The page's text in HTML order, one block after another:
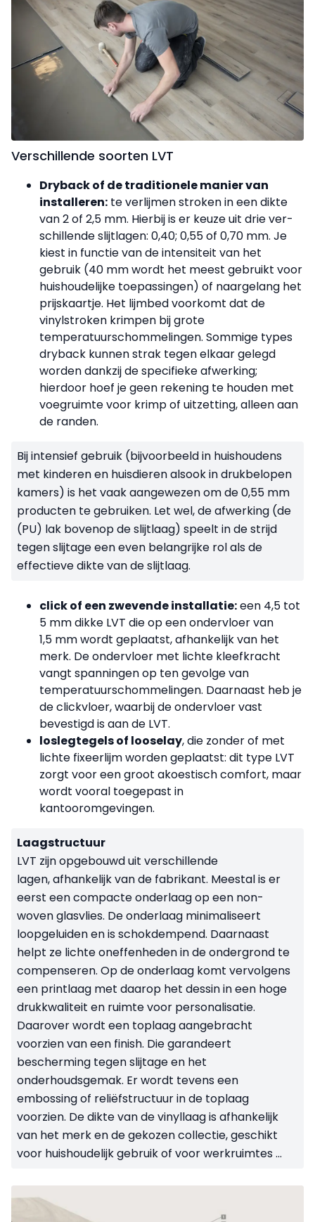
Verschillende soorten LVT
Dryback of de traditionele manier van
installeren: te verlijmen stroken in een dikte
van 2 of 2,5 mm. Hierbij is er keuze uit drie ver­
schillende slijtlagen: 0,40; 0,55 of 0,70 mm. Je
kiest in functie van de intensiteit van het
gebruik (40 mm wordt het meest gebruikt voor
huishoudelijke toepassingen) of naargelang het
prijskaartje. Het lijmbed voorkomt dat de
vinylstroken krimpen bij grote
temperatuurschommelingen. Sommige types
dryback kunnen strak tegen elkaar gelegd
worden dankzij de specifieke afwerking;
hierdoor hoef je geen rekening te houden met
voegruimte voor krimp of uitzetting, alleen aan
de randen.
Bij intensief gebruik (bijvoorbeeld in huishoudens
met kinderen en huisdieren alsook in drukbelopen
kamers) is het vaak aangewezen om de 0,55 mm
producten te gebruiken. Let wel, de afwerking (de
(PU) lak bovenop de slijtlaag) speelt in de strijd
tegen slijtage een even belangrijke rol als de
effectieve dikte van de slijtlaag.
click of een zwevende installatie:een 4,5 tot
5 mm dikke LVT die op een ondervloer van
1,5 mm wordt geplaatst, afhankelijk van het
merk. De ondervloer met lichte kleefkracht
vangt spanningen op ten gevolge van
temperatuurschommelingen. Daarnaast heb je
de clickvloer, waarbij de ondervloer vast
bevestigd is aan de LVT.
loslegtegels of looselay, die zonder of met
lichte fixeerlijm worden geplaatst: dit type LVT
zorgt voor een groot akoestisch comfort, maar
wordt vooral toegepast in
kantooromgevingen.
Laagstructuur
LVT zijn opgebouwd uit verschillende
lagen, afhankelijk van de fabrikant. Meestal is er
eerst een compacte onderlaag op een non-
woven glasvlies. De onderlaag minimaliseert
loopgeluiden en is schokdempend. Daarnaast
helpt ze lichte oneffenheden in de ondergrond te
compenseren. Op de onderlaag komt vervolgens
een printlaag met daarop het dessin in een hoge
drukkwaliteit en ruimte voor personalisatie.
Daarover wordt een toplaag aangebracht
voorzien van een finish. Die garandeert
bescherming tegen slijtage en het
onderhoudsgemak. Er wordt tevens een
embossing of reliëfstructuur in de toplaag
voorzien. De dikte van de vinyllaag is afhankelijk
van het merk en de gekozen collectie, geschikt
voor huishoudelijk gebruik of voor werkruimtes ...